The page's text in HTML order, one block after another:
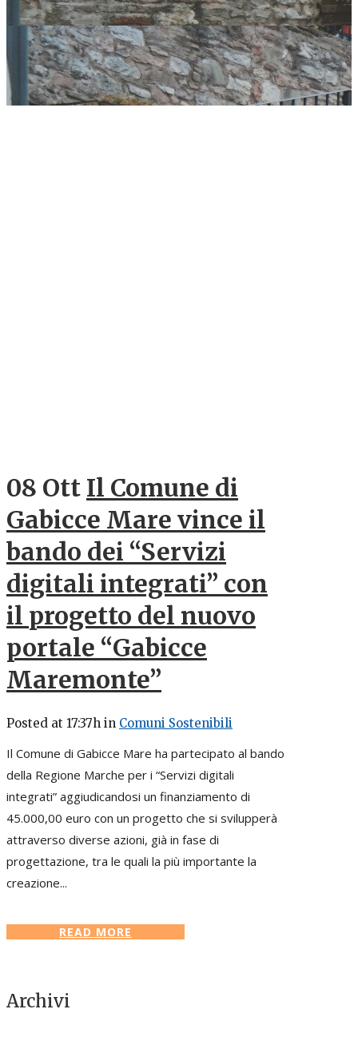
08 Ott Il Comune di
Gabicce Mare vince il
bando dei “Servizi
digitali integrati” con
il progetto del nuovo
portale “Gabicce
Maremonte”
Posted at 17:37h in Comuni Sostenibili
Il Comune di Gabicce Mare ha partecipato al bando
della Regione Marche per i “Servizi digitali
integrati” aggiudicandosi un finanziamento di
45.000,00 euro con un progetto che si svilupperà
attraverso diverse azioni, già in fase di
progettazione, tra le quali la più importante la
creazione...
READ MORE
Archivi